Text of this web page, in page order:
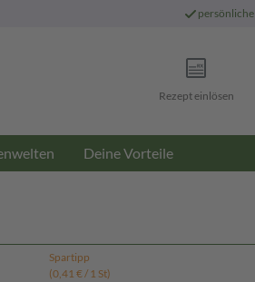
persönliche
Rezept einlösen
Deine Vorteile
Spartipp
(0,41 € / 1 St)